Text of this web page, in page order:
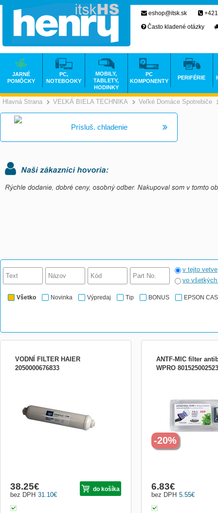
Hlavná Strana >
VEĽKÁ BIELA TECHNIKA >
Veľké Domáce Spotrebiče
Prísluš. chladenie
v tejto vetve
vo
Všetko Novinka Výpredaj Tip BONUS EPSON
VODNÍ FILTER HAIER
2050000676833
31.10€
bez DPH
38.25€ do košíka
ANTF-MIC filter
WPRO
vzduchového fi ltra
aktívne zložky
rovnomerne rozložené
celom povrchu aj hlboko
5.55€
bez DPH
6.83€
-20%
eshop@itsk.sk
Často kladené otázky
JARNÉ
POMÔCKY
PC,
NOTEBOOKY
MOBILY,
TABLETY,
HODINKY
PC
KOMPONENTY
PERIFÉRIE